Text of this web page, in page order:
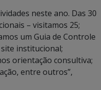
neste ano. Das 30
– visitamos 25;
um Guia de Controle
institucional;
orientação consultiva;
entre outros”,